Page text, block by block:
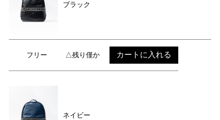
ブラック
フリー △残り僅か カートに入れる
ネイビー